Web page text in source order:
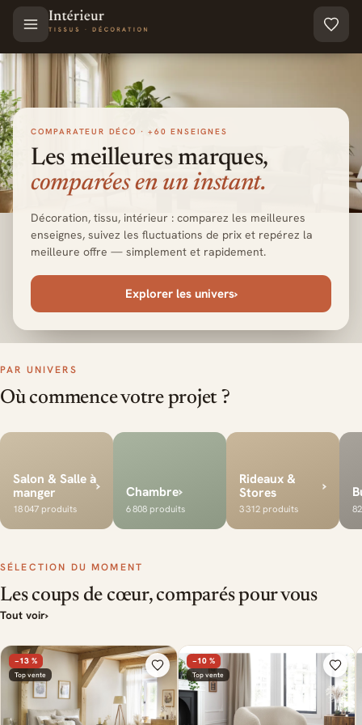
Aller au contenu principal
COMPARATEUR DÉCO · +60 ENSEIGNES
Les meilleures marques,
comparées en un instant.
Décoration, tissu, intérieur : comparez les meilleures
enseignes, suivez les fluctuations de prix et repérez la
meilleure offre — simplement et rapidement.
Explorer les univers›
PAR UNIVERS
Où commence votre projet ?
Salon & Salle à
manger
›
18 047 produits
Chambre›
6 808 produits
Rideaux &
Stores
›
3 312 produits
SÉLECTION DU MOMENT
Les coups de cœur, comparés pour vous
Tout voir›
−13 %
Top vente
−10 %
Top vente